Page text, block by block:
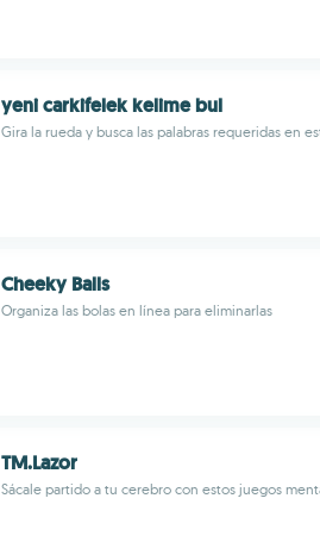
yeni carkifelek kelime bul
Gira la rueda y busca las palabras requeridas en
Cheeky Balls
Organiza las bolas en línea para eliminarlas
TM.Lazor
Sácale partido a tu cerebro con estos juegos